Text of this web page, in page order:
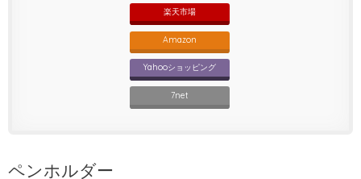
楽天市場
Amazon
Yahooショッピング
7net
ペンホルダー